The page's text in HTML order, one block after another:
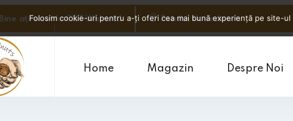
Bine ați venit la C&F Walnuts! Petrila, Hunedoara
Home Magazin Despre Noi
Folosim cookie-uri pentru a-ți oferi cea mai bună experiență pe site-